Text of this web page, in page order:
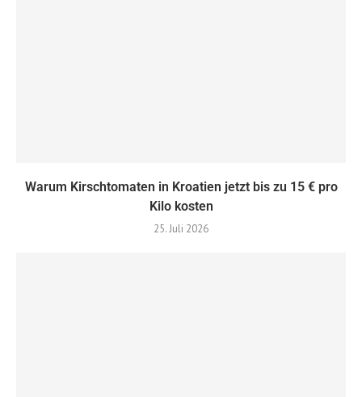
Warum Kirschtomaten in Kroatien jetzt bis zu 15 € pro
Kilo kosten
25. Juli 2026